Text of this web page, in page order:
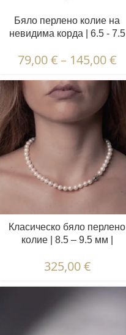
Бяло перлено колие на
невидима корда | 6.5 - 7.5
79,00€– 145,00€
Класическо бяло перлено
колие | 8.5 – 9.5 мм |
325,00€